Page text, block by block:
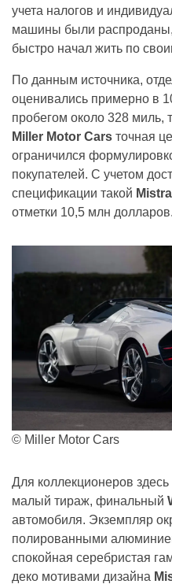
учета налогов и
машины были
быстро начал жить по
По данным источника,
оценивались примерно в
пробегом около 328 миль,
Miller Motor Cars точная
ограничился
покупателей. С учетом
спецификации такой Mistral
отметки 10,5 млн долларов.
© Miller Motor Cars
Для коллекционеров
малый тираж, финальный
автомобиля. Экземпляр
полированными
спокойная серебристая
деко мотивами дизайна